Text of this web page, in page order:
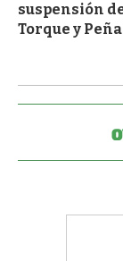
suspensión
Torque y